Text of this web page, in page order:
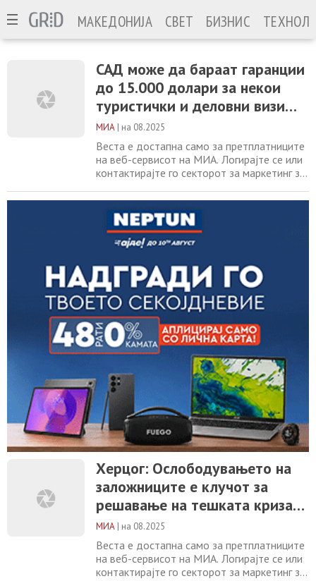
МАКЕДОНИЈА СВЕТ БИЗНИС
САД може да бараат гаранции
до 15.000 долари за некои
туристички и деловни визи
според новата пилот-
програма
МИА | на 08.2025
Веста е достапна само за претплатниците
на веб-сервисот на МИА. Логирајте се или
контактирајте го секторот за маркетинг за
marketing@mia.mkХерцог:
Ослободувањето на заложниците е клучот
за решавање на тешката криза во Појасот
Газа ОН: Во Авганистан е забележан
најголем пораст на неисхранетоста кај
децата досега Путин
Херцог: Ослободувањето на
заложниците е клучот за
решавање на тешката криза
во Појасот Газа
МИА | на 08.2025
Веста е достапна само за претплатниците
на веб-сервисот на МИА. Логирајте се или
контактирајте го секторот за маркетинг за